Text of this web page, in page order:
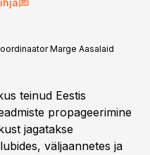
Marge Aasalaid
teinud Eestis
propageerimine
jagatakse
väljaannetes ja